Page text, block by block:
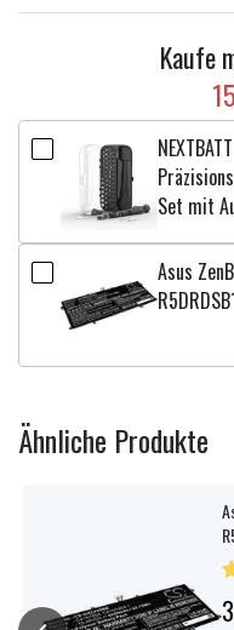
Kaufe
Set mit
Asus
Ähnliche Produkte